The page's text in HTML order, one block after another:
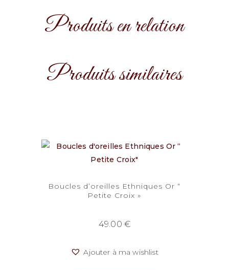
Produits en relation
Produits similaires
Boucles d’oreilles Ethniques Or “
Petite Croix »
49.00 €
Ajouter à ma wishlist